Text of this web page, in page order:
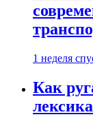
1 неделя
Как